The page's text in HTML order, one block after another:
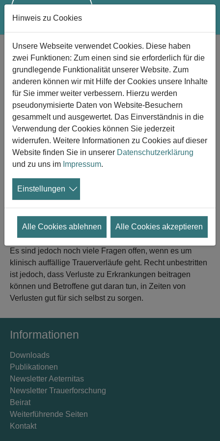
Macht Trauer krank?
Die Ansicht, dass Trauer an sich oder einzelne Aspekte
des Trauerprozesses krankhaft sein könnten, hat schon
Gründe dafür, weshalb Trauerprozesse zunehmend als
krankhaft angesehen werden, wie etwa die
Beschleunigung der Gesellschaft und die
gesellschaftliche Distanzierung von den Themen
Sterben, Tod und Trauer.
Es sind jedoch noch viele Fragen offen, wenn es um
klinisch auffällige Trauerverläufe geht. Recht unbestritten
ist jedoch, dass Verluste zu Erkrankungen beitragen
können und Betroffene gut daran tun, in Zeiten von
Verlusten gut für sich selbst zu sorgen.
Informationen
Downloads
Publikationen
Newsletter Aeternitas
Newsletter Trauerforschung
Beirat
Weiterführende Seiten
Kontakt
Hinweis zu Cookies
Unsere Webseite verwendet Cookies. Diese haben
zwei Funktionen: Zum einen sind sie erforderlich für die
grundlegende Funktionalität unserer Website. Zum
anderen können wir mit Hilfe der Cookies unsere Inhalte
für Sie immer weiter verbessern. Hierzu werden
pseudonymisierte Daten von Website-Besuchern
gesammelt und ausgewertet. Das Einverständnis in die
Verwendung der Cookies können Sie jederzeit
widerrufen. Weitere Informationen zu Cookies auf dieser
Website finden Sie in unserer Datenschutzerklärung
und zu uns im Impressum.
Einstellungen
Alle Cookies ablehnen Alle Cookies akzeptieren